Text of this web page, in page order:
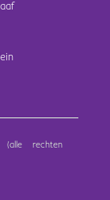
rechten